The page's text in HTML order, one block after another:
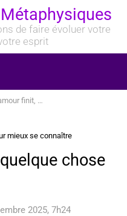
de faire évoluer votre
esprit
chose commence
mieux se connaître
chose
2025, 7h24